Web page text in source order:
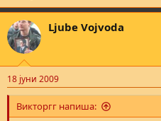
Ljube Vojvoda
18 јуни 2009
Викторгг напиша: